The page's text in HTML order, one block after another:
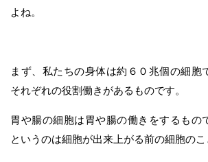
よね。
まず、私たちの身体は約６０兆個の細胞
それぞれの役割働きがあるものです。
胃や腸の細胞は胃や腸の働きをするもの
というのは細胞が出来上がる前の細胞のこ